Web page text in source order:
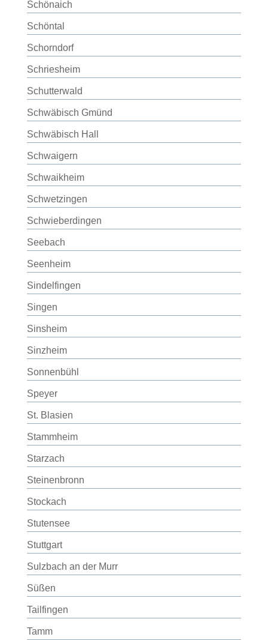
Schönaich
Schöntal
Schorndorf
Schriesheim
Schutterwald
Schwäbisch Gmünd
Schwäbisch Hall
Schwaigern
Schwaikheim
Schwetzingen
Schwieberdingen
Seebach
Seenheim
Sindelfingen
Singen
Sinsheim
Sinzheim
Sonnenbühl
Speyer
St. Blasien
Stammheim
Starzach
Steinenbronn
Stockach
Stutensee
Stuttgart
Sulzbach an der Murr
Süßen
Tailfingen
Tamm